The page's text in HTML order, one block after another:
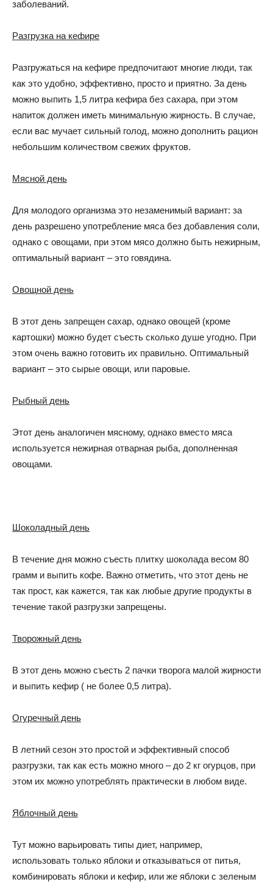
заболеваний.
Разгрузка на кефире
Разгружаться на кефире предпочитают многие люди, так
как это удобно, эффективно, просто и приятно. За день
можно выпить 1,5 литра кефира без сахара, при этом
напиток должен иметь минимальную жирность. В случае,
если вас мучает сильный голод, можно дополнить рацион
небольшим количеством свежих фруктов.
Мясной день
Для молодого организма это незаменимый вариант: за
день разрешено употребление мяса без добавления соли,
однако с овощами, при этом мясо должно быть нежирным,
оптимальный вариант – это говядина.
Овощной день
В этот день запрещен сахар, однако овощей (кроме
картошки) можно будет съесть сколько душе угодно. При
этом очень важно готовить их правильно. Оптимальный
вариант – это сырые овощи, или паровые.
Рыбный день
Этот день аналогичен мясному, однако вместо мяса
используется нежирная отварная рыба, дополненная
овощами.
Шоколадный день
В течение дня можно съесть плитку шоколада весом 80
грамм и выпить кофе. Важно отметить, что этот день не
так прост, как кажется, так как любые другие продукты в
течение такой разгрузки запрещены.
Творожный день
В этот день можно съесть 2 пачки творога малой жирности
и выпить кефир ( не более 0,5 литра).
Огуречный день
В летний сезон это простой и эффективный способ
разгрузки, так как есть можно много – до 2 кг огурцов, при
этом их можно употреблять практически в любом виде.
Яблочный день
Тут можно варьировать типы диет, например,
использовать только яблоки и отказываться от питья,
комбинировать яблоки и кефир, или же яблоки с зеленым